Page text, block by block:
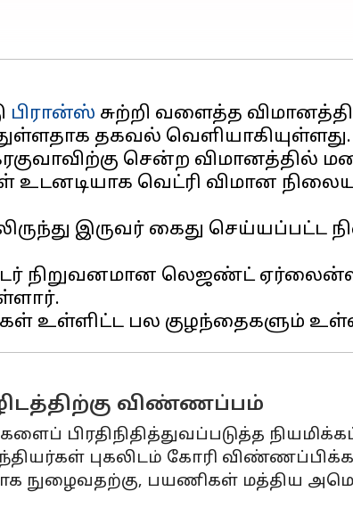
பிரான்ஸ் சுற்றி வளைத்த
சென்ற
வெட்ரி விமான
இருவர் கைது செய்யப்பட்ட
நிறுவனமான லெஜண்ட் ஏர்லைன்ஸ்,
விண்ணப்பம்
பிரதிநிதித்துவப்படுத்த
புகலிடம் கோரி விண்ணப்பிக்க
நுழைவதற்கு, பயணிகள் மத்திய